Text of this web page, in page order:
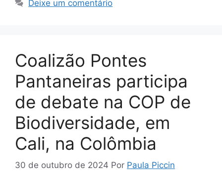
Deixe um comentário
Coalizão Pontes
Pantaneiras participa
de debate na COP de
Biodiversidade, em
Cali, na Colômbia
30 de outubro de 2024 Por Paula Piccin